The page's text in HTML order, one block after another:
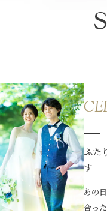
ふた
す
あの
合っ